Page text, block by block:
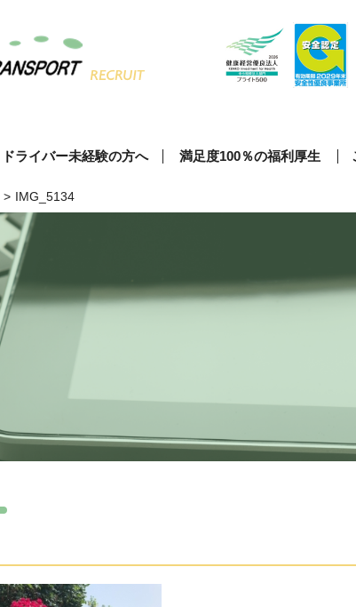
ドライバー未経験の方へ 満足度100％の福利厚生
> IMG_5134